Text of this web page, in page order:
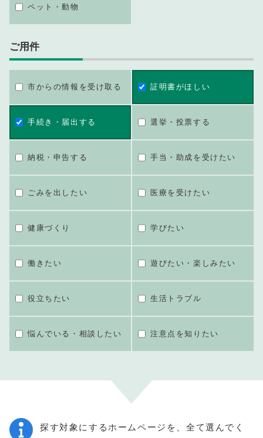
ペット・動物
ご用件
市からの情報を受け取る 証明書がほしい
手続き・届出する 選挙・投票する
納税・申告する 手当・助成を受けたい
ごみを出したい 医療を受けたい
健康づくり 学びたい
働きたい 遊びたい・楽しみたい
役立ちたい 生活トラブル
悩んでいる・相談したい 注意点を知りたい
探す対象にするホームページを、全て選んでく